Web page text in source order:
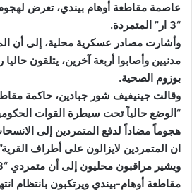
عاصمة مقاطعة أوهام بيندي، تعرض
“3 ار” المتمردة.
وأشارت مصادر عسكرية محلية، إلى أن
مدنيين وأصابوا أربعة آخرين، يتلقون
بوزوم الصحية.
وقالت جينيفيف شور جبادين، حاكمة
“الوضع حالياً تحت سيطرة القوات
هجوماً مضاداً لدفع المتمردين إلى
ان المتمردين لايزالون على أطراف
مقاطعة أوهام-بيندي ويرتكبون بانتظام